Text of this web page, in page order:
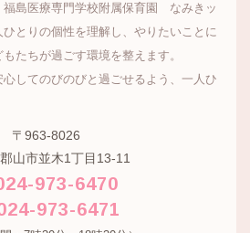
島医療専門学校附属保育園 なみきッ
とりの個性を理解し、やりたいことに
たちが過ごす環境を整えます。
してのびのびと過ごせるよう、一人ひ
〒963-8026
山市並木1丁目13-11
973-6470
973-6471